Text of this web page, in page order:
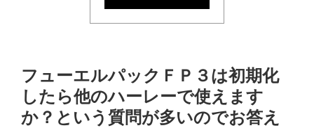
フューエルパックＦＰ３は初期化
したら他のハーレーで使えます
か？という質問が多いのでお答え